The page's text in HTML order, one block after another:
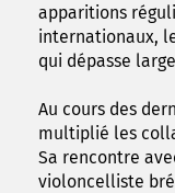
apparitions
internationaux,
qui dépasse
Au cours des
multiplié les
Sa rencontre
violoncelliste